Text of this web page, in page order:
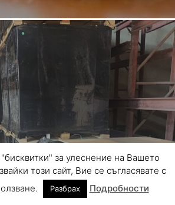
количество райски
склад край София
за улеснение на Вашето
този сайт, Вие се съгласявате с
Разбрах Подробности